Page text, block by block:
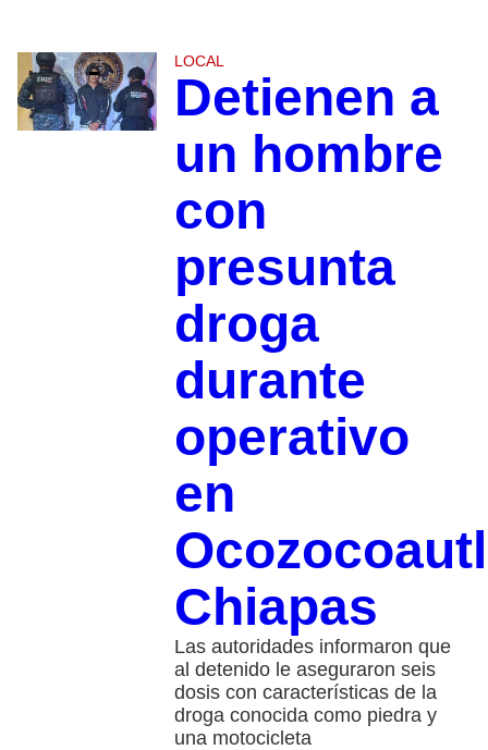
LOCAL
Detienen a
un hombre
con
presunta
droga
durante
operativo
en
Chiapas
Las autoridades informaron que
al detenido le aseguraron seis
dosis con características de la
droga conocida como piedra y
una motocicleta